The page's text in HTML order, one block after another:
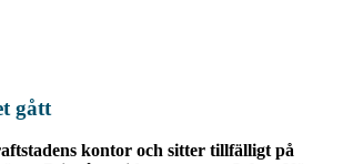
gått
kontor och sitter tillfälligt på